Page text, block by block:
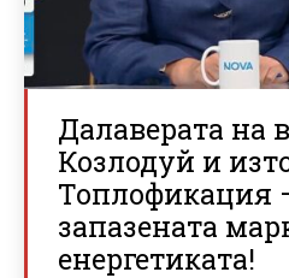
Далаверата на
Козлодуй и
Топлофикация
запазената
енергетиката!